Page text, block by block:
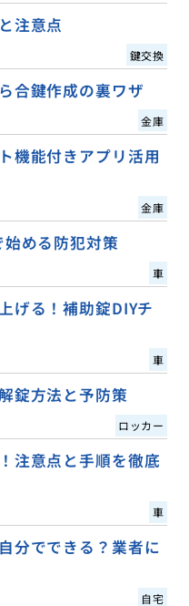
注意点
鍵交換
合鍵作成の裏ワザ
金庫
機能付きアプリ活用
金庫
める防犯対策
車
げる！補助錠DIYチ
車
錠方法と予防策
ロッカー
注意点と手順を徹底
車
分でできる？業者に
自宅